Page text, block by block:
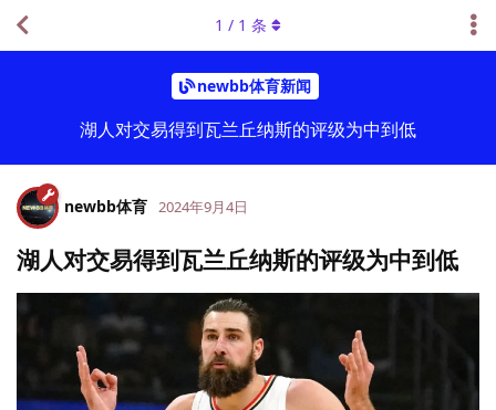
newbb体育新闻
湖人对交易得到瓦兰丘纳斯的评级为中到低
1 / 1 条
newbb体育 2024年9月4日
湖人对交易得到瓦兰丘纳斯的评级为中到低